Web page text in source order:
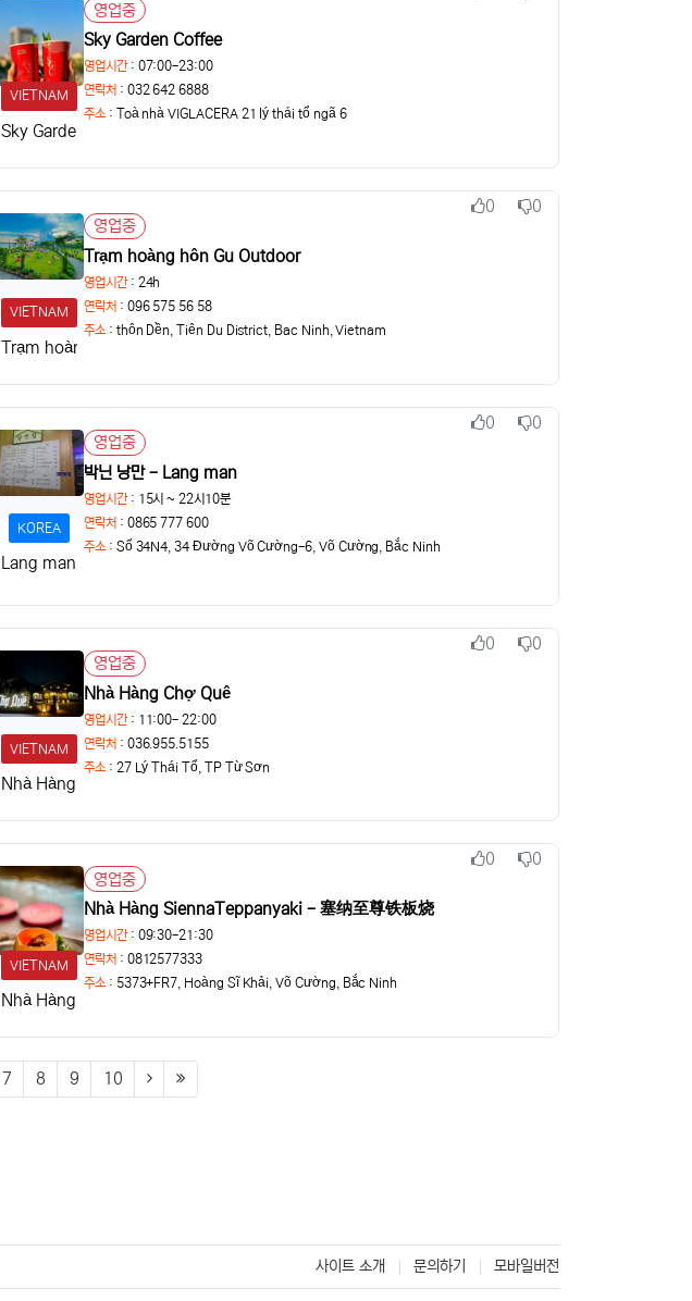
VIETNAM
Sky Garden Coffee
영업중
Sky Garden Coffee
영업시간: 07:00-23:00
연락처 : 032 642 6888
주소: Toà nhà VIGLACERA 21 lý thái tổ ngã 6
상태
VIETNAM
Trạm hoàng hôn Gu Outdoor
영업중
Trạm hoàng hôn Gu Outdoor
영업시간: 24h
연락처 : 096 575 56 58
주소: thôn Dền, Tiên Du District, Bac Ninh, Vietnam
0
비추천
0
상태
KOREA
Lang man
영업중
박닌 낭만 - Lang man
영업시간: 15시 ~ 22시10분
연락처 : 0865 777 600
주소: Số 34N4, 34 Đường Võ Cường-6, Võ Cường, Bắc Ninh
0
비추천
0
VIETNAM
Nhà Hàng Chợ Quê
영업중
Nhà Hàng Chợ Quê
영업시간: 11:00- 22:00
연락처 : 036.955.5155
주소: 27 Lý Thái Tổ, TP Từ Sơn
0
비추천
0
상태
VIETNAM
Nhà Hàng SiennaTeppanyaki
영업중
Nhà Hàng SiennaTeppanyaki - 塞纳至尊铁板烧
영업시간: 09:30-21:30
연락처 : 0812577333
주소: 5373+FR7, Hoàng Sĩ Khải, Võ Cường, Bắc Ninh
0
비추천
0
7 8 9 10 (next)(last)
사이트 소개 문의하기 모바일버전